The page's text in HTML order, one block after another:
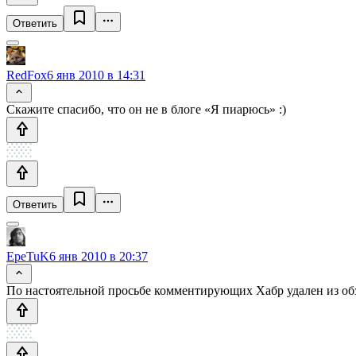
Ответить
RedFox6 янв 2010 в 14:31
Скажите спасибо, что он не в блоге «Я пиарюсь» :)
Ответить
EpeTuK6 янв 2010 в 20:37
По настоятельной просьбе комментирующих Хабр удален из